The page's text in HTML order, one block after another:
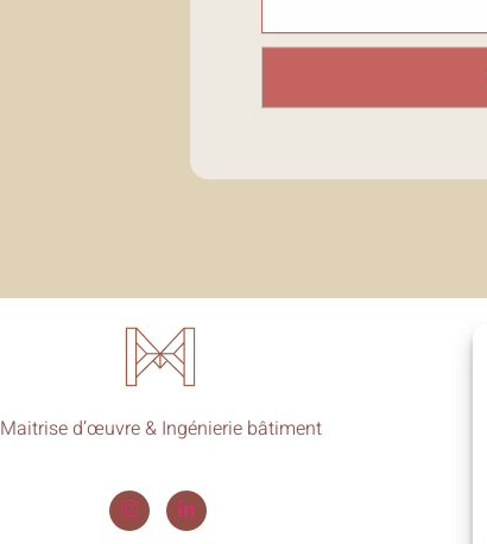
Maitrise d’œuvre & Ingénierie bâtiment